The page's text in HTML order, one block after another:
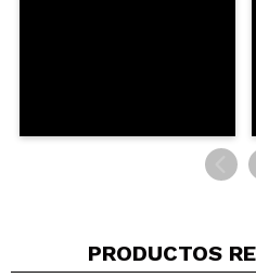
PRODUCTOS